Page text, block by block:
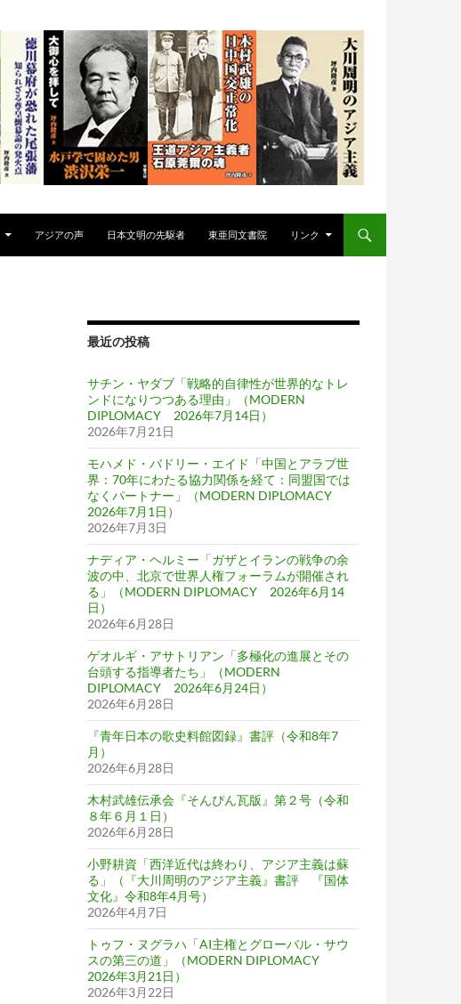
アジアの声 日本文明の先駆者 東亜同文書院 リンク
最近の投稿
サチン・ヤダブ「戦略的自律性が世界的なトレ
ンドになりつつある理由」（MODERN
DIPLOMACY 2026年7月14日）
2026年7月21日
モハメド・バドリー・エイド「中国とアラブ世
界：70年にわたる協力関係を経て：同盟国では
なくパートナー」（MODERN DIPLOMACY
2026年7月1日）
2026年7月3日
ナディア・ヘルミー「ガザとイランの戦争の余
波の中、北京で世界人権フォーラムが開催され
る」（MODERN DIPLOMACY 2026年6月14
日）
2026年6月28日
ゲオルギ・アサトリアン「多極化の進展とその
台頭する指導者たち」（MODERN
DIPLOMACY 2026年6月24日）
2026年6月28日
『青年日本の歌史料館図録』書評（令和8年7
月）
2026年6月28日
木村武雄伝承会『そんぴん瓦版』第２号（令和
８年６月１日）
2026年6月28日
小野耕資「西洋近代は終わり、アジア主義は蘇
る」（『大川周明のアジア主義』書評 『国体
文化』令和8年4月号）
2026年4月7日
トゥフ・ヌグラハ「AI主権とグローバル・サウ
スの第三の道」（MODERN DIPLOMACY
2026年3月21日）
2026年3月22日